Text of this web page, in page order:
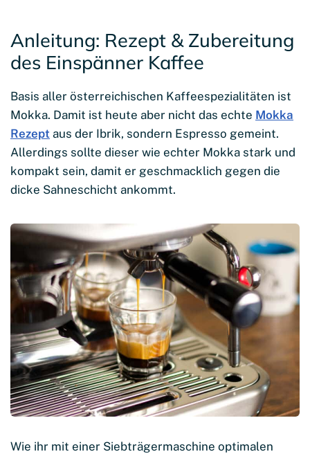
Anleitung: Rezept & Zubereitung
des Einspänner Kaffee
Basis aller österreichischen Kaffeespezialitäten ist
Mokka. Damit ist heute aber nicht das echte Mokka
Rezept aus der Ibrik, sondern Espresso gemeint.
Allerdings sollte dieser wie echter Mokka stark und
kompakt sein, damit er geschmacklich gegen die
dicke Sahneschicht ankommt.
Wie ihr mit einer Siebträgermaschine optimalen